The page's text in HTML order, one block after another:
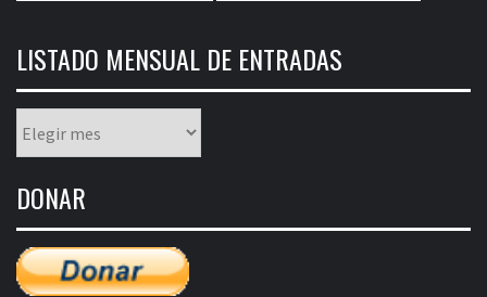
LISTADO MENSUAL DE ENTRADAS
mensual
entradas
DONAR